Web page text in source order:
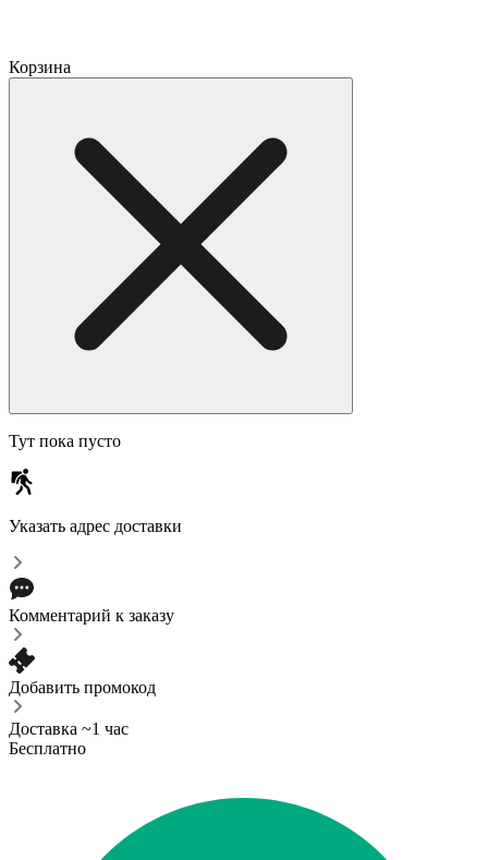
Корзина
Тут пока пусто
Указать адрес доставки
Комментарий к заказу
Добавить промокод
Доставка ~1 час
Бесплатно